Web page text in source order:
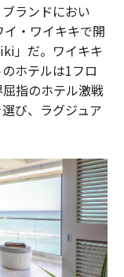
ランドにおい
・ワイキキで開
」だ。ワイキキ
ホテルは1フロ
指のホテル激戦
び、ラグジュア